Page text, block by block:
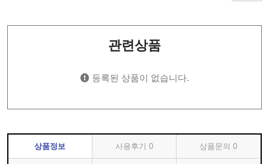
관련상품
등록된 상품이 없습니다.
상품정보 사용후기 0 상품문의0